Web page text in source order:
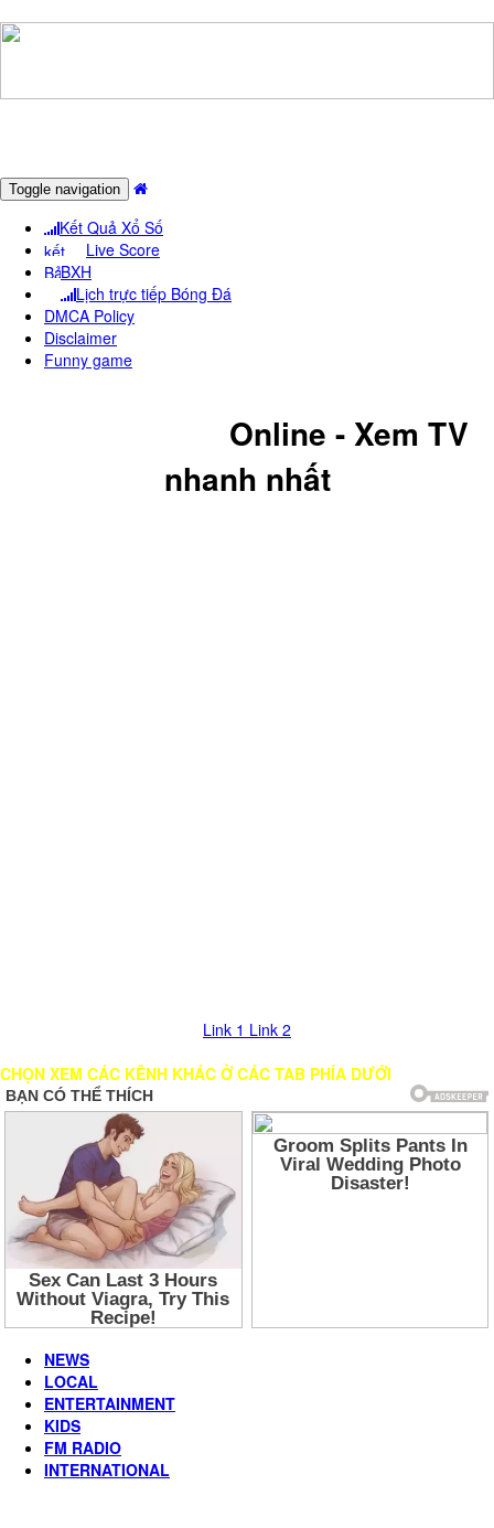
Toggle navigation
Kết Quả Xổ Số
Live Score
BXH
Lịch trực tiếp Bóng Đá
DMCA Policy
Disclaimer
Funny game
Online - Xem TV
nhanh nhất
Link 1 Link 2
CHỌN XEM CÁC KÊNH KHÁC Ở CÁC TAB PHÍA DƯỚI
NEWS
LOCAL
ENTERTAINMENT
KIDS
FM RADIO
INTERNATIONAL